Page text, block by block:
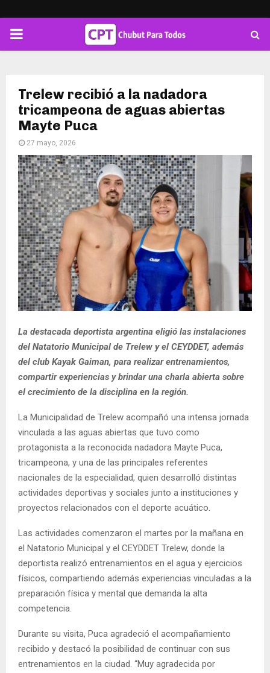
PRIMARY
Trelew recibió a la nadadora
tricampeona de aguas abiertas
Mayte Puca
27 mayo, 2026
La destacada deportista argentina eligió las instalaciones
del Natatorio Municipal de Trelew y el CEYDDET, además
del club Kayak Gaiman, para realizar entrenamientos,
compartir experiencias y brindar una charla abierta sobre
el crecimiento de la disciplina en la región.
La Municipalidad de Trelew acompañó una intensa jornada
vinculada a las aguas abiertas que tuvo como
protagonista a la reconocida nadadora Mayte Puca,
tricampeona, y una de las principales referentes
nacionales de la especialidad, quien desarrolló distintas
actividades deportivas y sociales junto a instituciones y
proyectos relacionados con el deporte acuático.
Las actividades comenzaron el martes por la mañana en
el Natatorio Municipal y el CEYDDET Trelew, donde la
deportista realizó entrenamientos en el agua y ejercicios
físicos, compartiendo además experiencias vinculadas a la
preparación física y mental que demanda la alta
competencia.
Durante su visita, Puca agradeció el acompañamiento
recibido y destacó la posibilidad de continuar con sus
entrenamientos en la ciudad. “Muy agradecida por